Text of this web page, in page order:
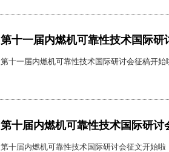
第十一届内燃机可靠性技术国际研
第十一届内燃机可靠性技术国际研讨会征稿开始
第十届内燃机可靠性技术国际研讨
第十届内燃机可靠性技术国际研讨会征文开始啦